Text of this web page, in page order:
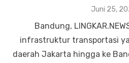
Posted
Juni 25,
Bandung,
infrastruktur transportasi
daerah Jakarta hingga ke